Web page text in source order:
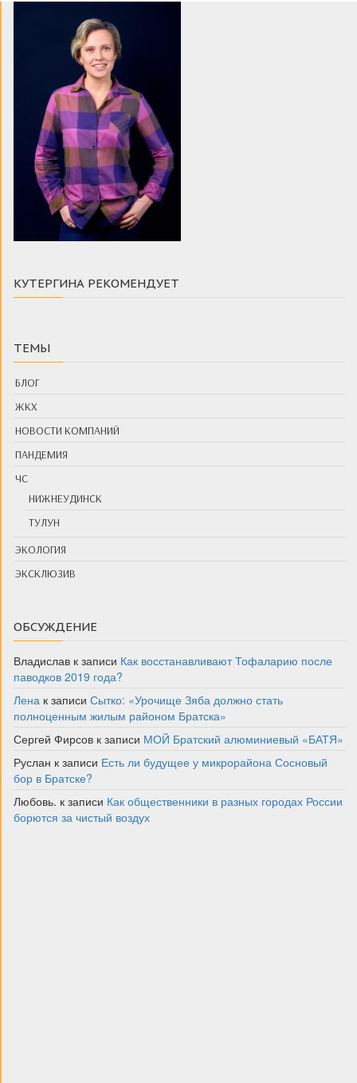
КУТЕРГИНА РЕКОМЕНДУЕТ
ТЕМЫ
БЛОГ
ЖКХ
НОВОСТИ КОМПАНИЙ
ПАНДЕМИЯ
ЧС
НИЖНЕУДИНСК
ТУЛУН
ЭКОЛОГИЯ
ЭКСКЛЮЗИВ
ОБСУЖДЕНИЕ
Владислав к записи Как восстанавливают Тофаларию после
паводков 2019 года?
Лена к записи Сытко: «Урочище Зяба должно стать
полноценным жилым районом Братска»
Сергей Фирсов к записи МОЙ Братский алюминиевый «БАТЯ»
Руслан к записи Есть ли будущее у микрорайона Сосновый
бор в Братске?
Любовь. к записи Как общественники в разных городах России
борются за чистый воздух